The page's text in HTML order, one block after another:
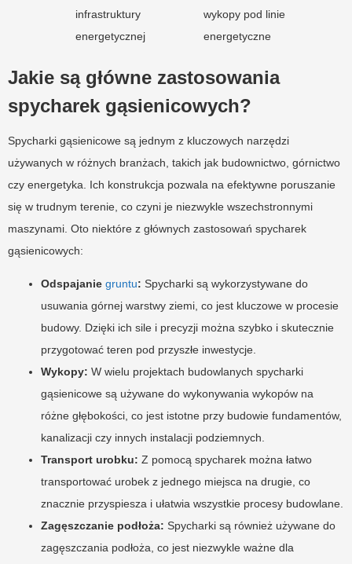
infrastruktury
energetycznej
wykopy pod linie
energetyczne
Jakie są główne zastosowania
spycharek gąsienicowych?
Spycharki gąsienicowe są jednym z kluczowych narzędzi
używanych w różnych branżach, takich jak budownictwo, górnictwo
czy energetyka. Ich konstrukcja pozwala na efektywne poruszanie
się w trudnym terenie, co czyni je niezwykle wszechstronnymi
maszynami. Oto niektóre z głównych zastosowań spycharek
gąsienicowych:
Odspajanie gruntu: Spycharki są wykorzystywane do
usuwania górnej warstwy ziemi, co jest kluczowe w procesie
budowy. Dzięki ich sile i precyzji można szybko i skutecznie
przygotować teren pod przyszłe inwestycje.
Wykopy: W wielu projektach budowlanych spycharki
gąsienicowe są używane do wykonywania wykopów na
różne głębokości, co jest istotne przy budowie fundamentów,
kanalizacji czy innych instalacji podziemnych.
Transport urobku: Z pomocą spycharek można łatwo
transportować urobek z jednego miejsca na drugie, co
znacznie przyspiesza i ułatwia wszystkie procesy budowlane.
Zagęszczanie podłoża: Spycharki są również używane do
zagęszczania podłoża, co jest niezwykle ważne dla